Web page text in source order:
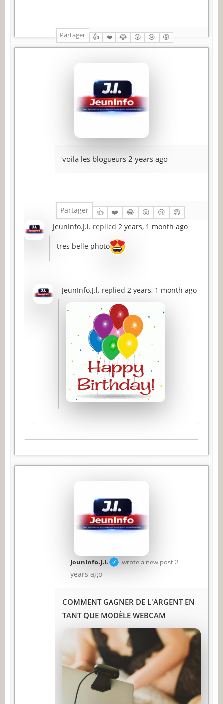
Partager 👍 ❤️ 😂 😮 😢 😡
voila les blogueurs2 years ago
Partager 👍 ❤️ 😂 😮 😢
😡
JeunInfo.J.l. replied 2 years, 1 month ago
tres belle photo
JeunInfo.J.l. replied 2 years, 1 month ago
JeunInfo.J.l. wrote a new post2
years ago
COMMENT GAGNER DE L'ARGENT EN
TANT QUE MODÈLE WEBCAM